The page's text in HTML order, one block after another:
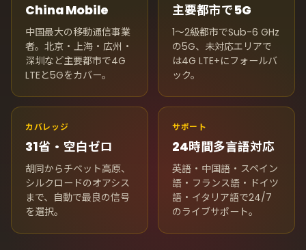
China Mobile
中国最大の移動通信事業
者。北京・上海・広州・
深圳など主要都市で4G
LTEと5Gをカバー。
主要都市で5G
1〜2級都市でSub-6 GHz
の5G、未対応エリアで
は4G LTE+にフォールバ
ック。
カバレッジ
31省・空白ゼロ
胡同からチベット高原、
シルクロードのオアシス
まで、自動で最良の信号
を選択。
サポート
24時間多言語対応
英語・中国語・スペイン
語・フランス語・ドイツ
語・イタリア語で24/7
のライブサポート。